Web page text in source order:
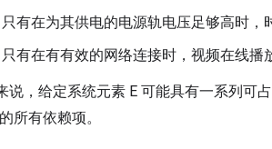
只有在为其供电的电源轨电压足够高时，
只有在有有效的网络连接时，视频在线播
说，给定系统元素 E 可能具有一系列可
的所有依赖项。